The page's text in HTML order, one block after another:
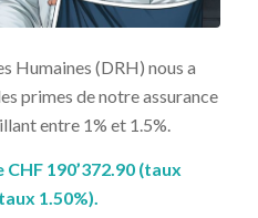
Humaines (DRH) nous a
primes de notre assurance
entre 1% et 1.5%.
190’372.90 (taux
1.50%).